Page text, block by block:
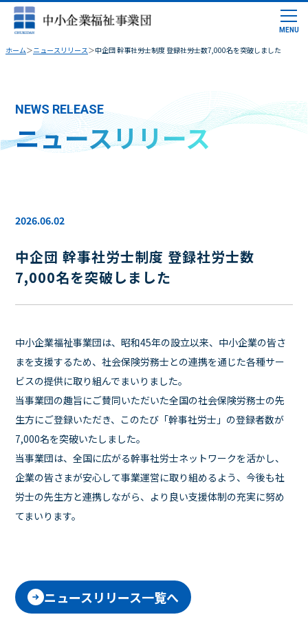
ホーム ニュースリリース 中企団 幹事社労士制度 登録社労士数7,000名を突破しました
NEWS RELEASE
ニュースリリース
2026.06.02
中企団 幹事社労士制度 登録社労士数
7,000名を突破しました
中小企業福祉事業団は、昭和45年の設立以来、中小企業の皆さ
まを支援するため、社会保険労務士との連携を通じた各種サー
ビスの提供に取り組んでまいりました。
当事業団の趣旨にご賛同いただいた全国の社会保険労務士の先
生方にご登録いただき、このたび「幹事社労士」の登録者数が
7,000名を突破いたしました。
当事業団は、全国に広がる幹事社労士ネットワークを活かし、
企業の皆さまが安心して事業運営に取り組めるよう、今後も社
労士の先生方と連携しながら、より良い支援体制の充実に努め
てまいります。
ニュースリリース一覧へ